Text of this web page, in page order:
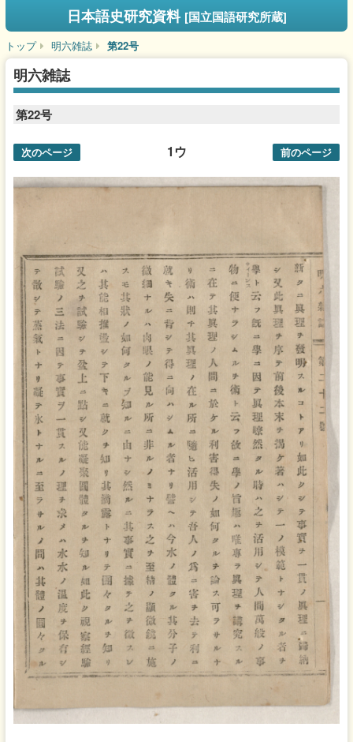
日本語史研究資料 [国立国語研究所蔵]
トップ 明六雑誌 第22号
明六雑誌
第22号
1ウ
次のページ 前のページ